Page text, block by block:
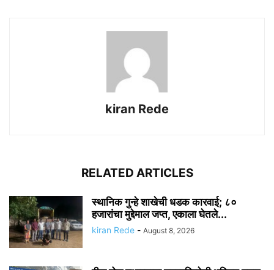
kiran Rede
RELATED ARTICLES
स्थानिक गुन्हे शाखेची धडक कारवाई; ८०
हजारांचा मुद्देमाल जप्त, एकाला घेतले...
kiran Rede - August 8, 2026